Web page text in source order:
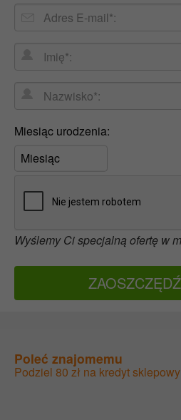
Nazwisko*:
Miesiąc
urodzenia:
Miesiąc urodzenia:
Wyślemy Ci specjalną ofertę w
Poleć znajomemu
Podziel 80 zł na kredyt